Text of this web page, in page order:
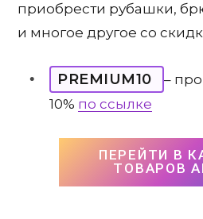
приобрести рубашки,
и многое другое со
PREMIUM10
–
10% по ссылке
ПЕРЕЙТИ В
ТОВАРОВ